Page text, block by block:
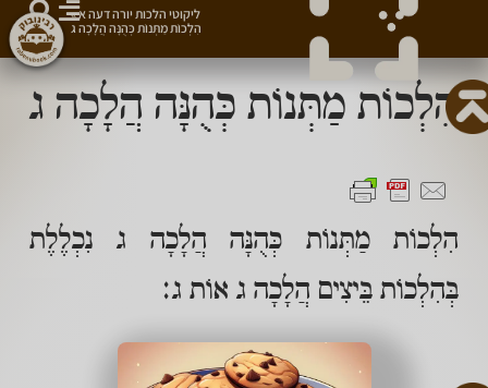
הִלְכוֹת מַתְּנוֹת כְּהֻנָּה הֲלָכָה ג
הִלְכוֹת מַתְּנוֹת כְּהֻנָּה הֲלָכָה ג נִכְלֶלֶת
בְּהִלְכוֹת בֵּיצִים הֲלָכָה ג אוֹת ג:
מצווה לשתף 👈
ליקוטי הלכות יורה דעה א»
הִלְכוֹת מַתְּנוֹת כְּהֻנָּה הֲלָכָה ג